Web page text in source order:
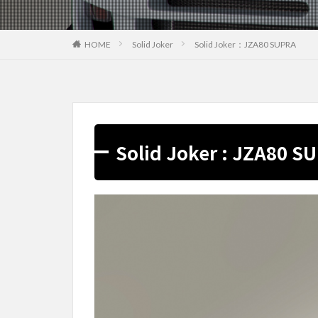
HOME Solid Joker Solid Joker：JZA80 SUPRA
Solid Joker : JZA80